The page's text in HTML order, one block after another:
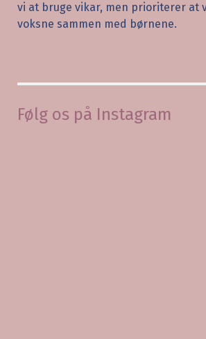
vi at bruge vikar, men prioriterer at
voksne sammen med børnene.
Følg os på Instagram